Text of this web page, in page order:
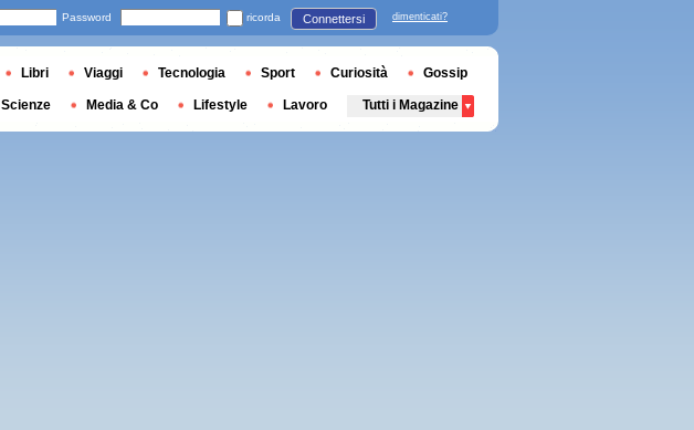
Password ricorda Connettersi dimenticati?
Libri Viaggi Tecnologia Sport Curiosità Gossip
Scienze Media & Co Lifestyle Lavoro Tutti i Magazine